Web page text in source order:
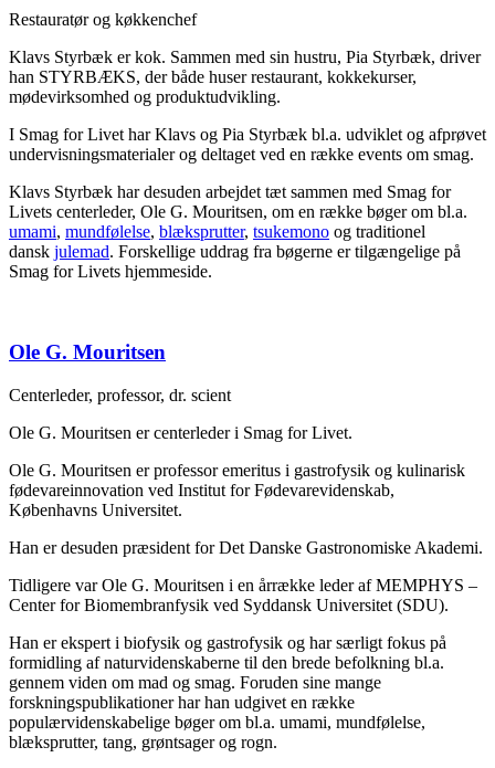
Restauratør og køkkenchef
Klavs Styrbæk er kok. Sammen med sin hustru, Pia Styrbæk, driver
han STYRBÆKS, der både huser restaurant, kokkekurser,
mødevirksomhed og produktudvikling.
I Smag for Livet har Klavs og Pia Styrbæk bl.a. udviklet og afprøvet
undervisningsmaterialer og deltaget ved en række events om smag.
Klavs Styrbæk har desuden arbejdet tæt sammen med Smag for
Livets centerleder, Ole G. Mouritsen, om en række bøger om bl.a.
umami, mundfølelse, blæksprutter, tsukemono og traditionel
dansk julemad. Forskellige uddrag fra bøgerne er tilgængelige på
Smag for Livets hjemmeside.
Ole G. Mouritsen
Centerleder, professor, dr. scient
Ole G. Mouritsen er centerleder i Smag for Livet.
Ole G. Mouritsen er professor emeritus i gastrofysik og kulinarisk
fødevareinnovation ved Institut for Fødevarevidenskab,
Københavns Universitet.
Han er desuden præsident for Det Danske Gastronomiske Akademi.
Tidligere var Ole G. Mouritsen i en årrække leder af MEMPHYS –
Center for Biomembranfysik ved Syddansk Universitet (SDU).
Han er ekspert i biofysik og gastrofysik og har særligt fokus på
formidling af naturvidenskaberne til den brede befolkning bl.a.
gennem viden om mad og smag. Foruden sine mange
forskningspublikationer har han udgivet en række
populærvidenskabelige bøger om bl.a. umami, mundfølelse,
blæksprutter, tang, grøntsager og rogn.